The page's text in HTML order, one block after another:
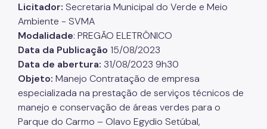
Licitador: Secretaria Municipal do Verde e Meio
Ambiente - SVMA
Modalidade: PREGÃO ELETRÔNICO
Data da Publicação 15/08/2023
Data de abertura: 31/08/2023 9h30
Objeto: Manejo Contratação de empresa
especializada na prestação de serviços técnicos de
manejo e conservação de áreas verdes para o
Parque do Carmo – Olavo Egydio Setúbal,